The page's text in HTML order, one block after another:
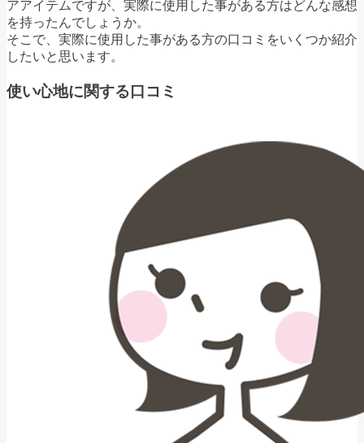
アアイテムですが、実際に使用した事がある方はどんな感想
を持ったんでしょうか。
そこで、実際に使用した事がある方の口コミをいくつか紹介
したいと思います。
使い心地に関する口コミ